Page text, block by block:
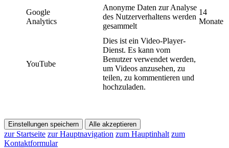
Google
Analytics
Anonyme Daten zur Analyse
des Nutzerverhaltens werden
gesammelt
14
Monate
YouTube
Dies ist ein Video-Player-
Dienst. Es kann vom
Benutzer verwendet werden,
um Videos anzusehen, zu
teilen, zu kommentieren und
hochzuladen.
Einstellungen speichern Alle akzeptieren
zur Startseite zur Hauptnavigation zum Hauptinhalt zum
Kontaktformular